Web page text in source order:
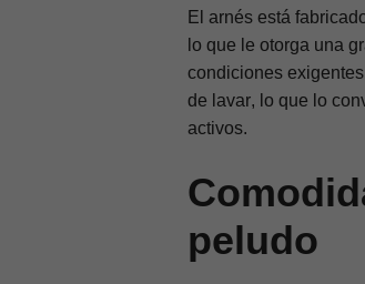
El arnés está
lo que le otorga una
condiciones
de lavar, lo que lo
activos.
peludo